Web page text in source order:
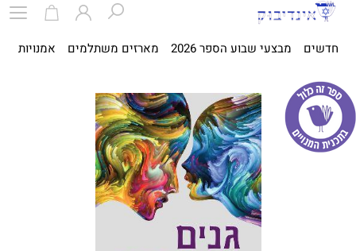
חדשים מבצעי שבוע הספר 2026 מארזים משתלמים אמנויות